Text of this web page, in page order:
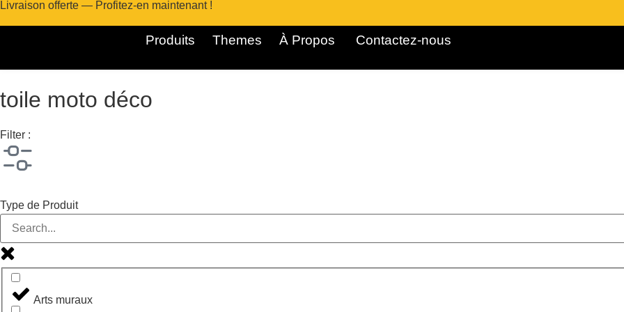
Livraison offerte — Profitez-en maintenant !
Produits Themes À Propos ​ Contactez-nous
toile moto déco
Filter :
Type de Produit
Arts muraux